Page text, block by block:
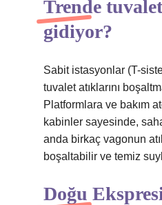
Trende
gidiyor?
Sabit istasyonlar (T-
tuvalet atıklarını
Platformlara ve bakım
kabinler sayesinde,
anda birkaç vagonun
boşaltabilir ve temiz
Doğu